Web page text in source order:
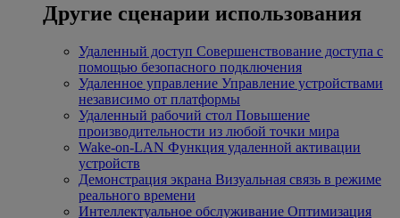
Другие сценарии использования
Удаленный доступ Совершенствование доступа с
помощью безопасного подключения
Удаленное управление Управление устройствами
независимо от платформы
Удаленный рабочий стол Повышение
производительности из любой точки мира
Wake-on-LAN Функция удаленной активации
устройств
Демонстрация экрана Визуальная связь в режиме
реального времени
Интеллектуальное обслуживание Оптимизация